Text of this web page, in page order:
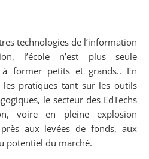
technologies de l’information
l’école n’est plus seule
former petits et grands.. En
les pratiques tant sur les outils
le secteur des EdTechs
voire en pleine explosion
près aux levées de fonds, aux
potentiel du marché.